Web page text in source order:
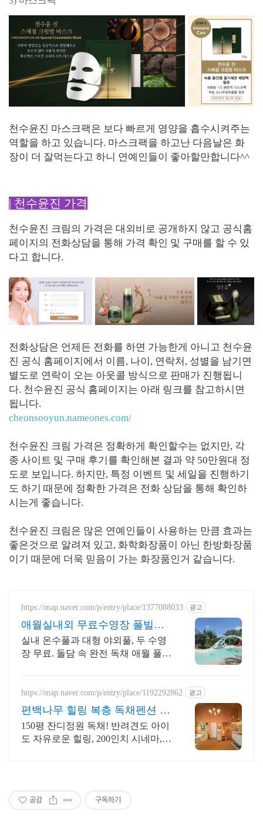
천수윤진 마스크팩은 보다 빠르게 영양을 흡수시켜주는
역할을 하고 있습니다. 마스크팩을 하고난 다음날은 화
장이 더 잘먹는다고 하니 연예인들이 좋아할만합니다^^
| 천수윤진 가격
천수윤진 크림의 가격은 대외비로 공개하지 않고 공식홈
페이지의 전화상담을 통해 가격 확인 및 구매를 할 수 있
다고 합니다.
전화상담은 언제든 전화를 하면 가능한게 아니고 천수윤
진 공식 홈페이지에서 이름, 나이, 연락처, 성별을 남기면
별도로 연락이 오는 아웃콜 방식으로 판매가 진행됩니
다. 천수윤진 공식 홈페이지는 아래 링크를 참고하시면
됩니다.
cheonsooyun.nameones.com/
천수윤진 크림 가격은 정확하게 확인할수는 없지만, 각
종 사이트 및 구매 후기를 확인해본 결과 약 50만원대 정
도로 보입니다. 하지만, 특정 이벤트 및 세일을 진행하기
도 하기 때문에 정확한 가격은 전화 상담을 통해 확인하
시는게 좋습니다.
천수윤진 크림은 많은 연예인들이 사용하는 만큼 효과는
좋은것으로 알려져 있고, 화학화장품이 아닌 한방화장품
이기 때문에 더욱 믿음이 가는 화장품인거 같습니다.
https://map.naver.com/p/entry/place/1377088033 광고
애월실내외 무료수영장 풀빌라
반려견 동반 이국적 감성숙소
실내 온수풀과 대형 야외풀, 두 수영
장 무료. 돌담 속 완전 독채 애월 풀빌
까지 즐겨요.
https://map.naver.com/p/entry/place/1192292862 광고
편백나무 힐링 복층 독채펜션 골
프여행 최적! 곽지해변근처
150평 잔디정원 독채! 반려견도 아이
도 자유로운 힐링, 200인치 시네마,불
공감 구독하기